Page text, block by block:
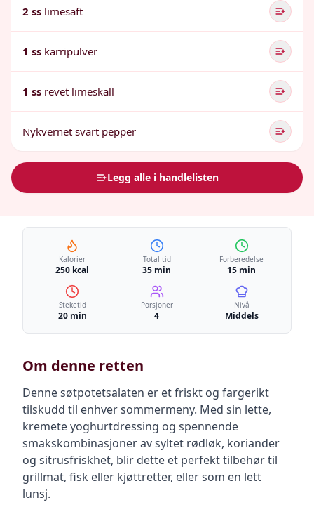
2 ss limesaft
1 ss karripulver
1 ss revet limeskall
Nykvernet svart pepper
Legg alle i handlelisten
Kalorier
250 kcal
Total tid
35 min
Forberedelse
15 min
Steketid
20 min
Porsjoner
4
Nivå
Middels
Om denne retten
Denne søtpotetsalaten er et friskt og fargerikt
tilskudd til enhver sommermeny. Med sin lette,
kremete yoghurtdressing og spennende
smakskombinasjoner av syltet rødløk, koriander
og sitrusfriskhet, blir dette et perfekt tilbehør til
grillmat, fisk eller kjøttretter, eller som en lett
lunsj.